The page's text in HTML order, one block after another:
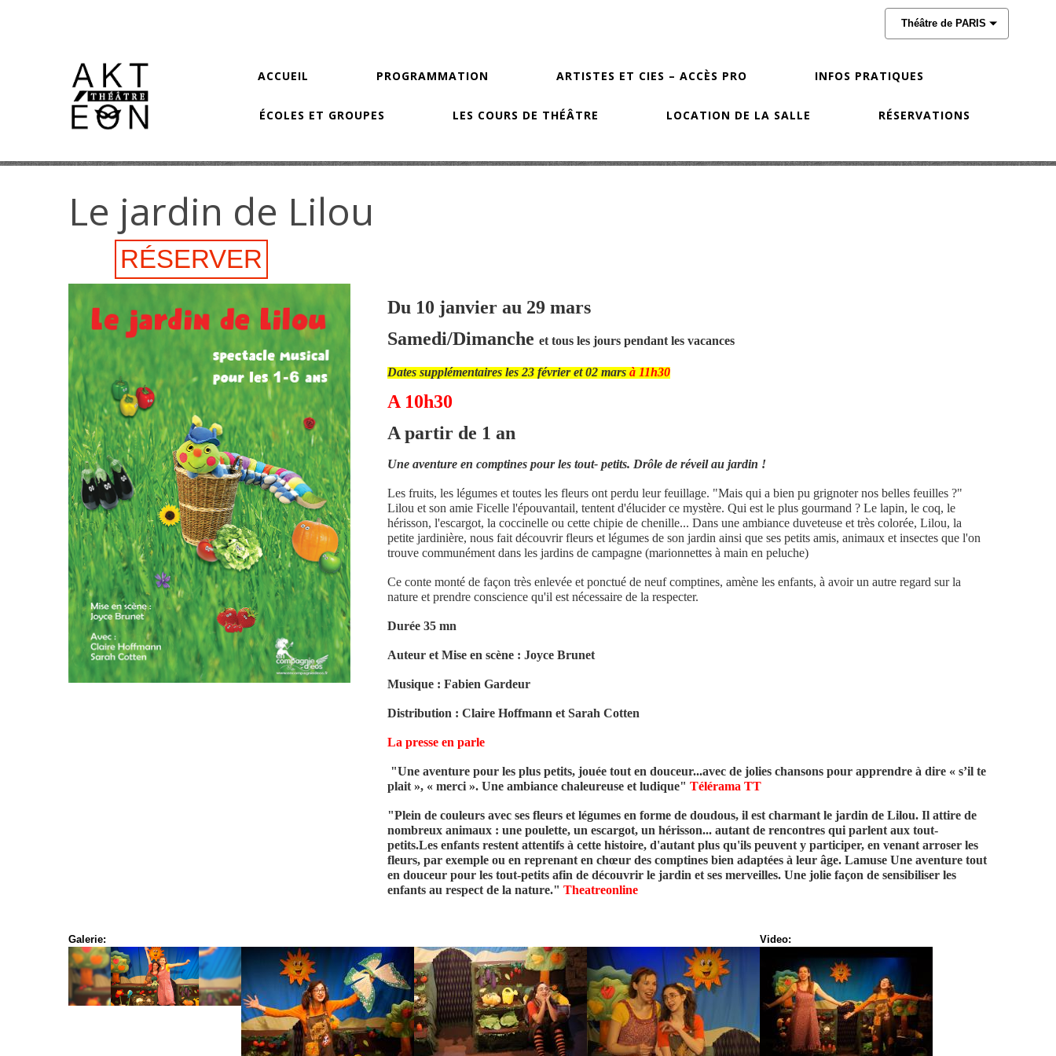
Théâtre de PARIS
ACCUEIL PROGRAMMATION ARTISTES ET CIES – ACCÈS PRO INFOS PRATIQUES
ÉCOLES ET GROUPES LES COURS DE THÉÂTRE LOCATION DE LA SALLE RÉSERVATIONS
Le jardin de Lilou
RÉSERVER
Du 10 janvier au 29 mars
Samedi/Dimanche et tous les jours pendant les vacances
Dates supplémentaires les 23 février et 02 mars à 11h30
A 10h30
A partir de 1 an
Une aventure en comptines pour les tout- petits. Drôle de réveil au jardin !
Les fruits, les légumes et toutes les fleurs ont perdu leur feuillage. "Mais qui a bien pu grignoter nos belles feuilles ?"
Lilou et son amie Ficelle l'épouvantail, tentent d'élucider ce mystère. Qui est le plus gourmand ? Le lapin, le coq, le
hérisson, l'escargot, la coccinelle ou cette chipie de chenille... Dans une ambiance duveteuse et très colorée, Lilou, la
petite jardinière, nous fait découvrir fleurs et légumes de son jardin ainsi que ses petits amis, animaux et insectes que l'on
trouve communément dans les jardins de campagne (marionnettes à main en peluche)
Ce conte monté de façon très enlevée et ponctué de neuf comptines, amène les enfants, à avoir un autre regard sur la
nature et prendre conscience qu'il est nécessaire de la respecter.
Durée 35 mn
Auteur et Mise en scène : Joyce Brunet
Musique : Fabien Gardeur
Distribution : Claire Hoffmann et Sarah Cotten
La presse en parle
"Une aventure pour les plus petits, jouée tout en douceur...avec de jolies chansons pour apprendre à dire « s’il te
plait », « merci ». Une ambiance chaleureuse et ludique" Télérama TT
"Plein de couleurs avec ses fleurs et légumes en forme de doudous, il est charmant le jardin de Lilou. Il attire de
nombreux animaux : une poulette, un escargot, un hérisson... autant de rencontres qui parlent aux tout-
petits.Les enfants restent attentifs à cette histoire, d'autant plus qu'ils peuvent y participer, en venant arroser les
fleurs, par exemple ou en reprenant en chœur des comptines bien adaptées à leur âge. Lamuse Une aventure tout
en douceur pour les tout-petits afin de découvrir le jardin et ses merveilles. Une jolie façon de sensibiliser les
enfants au respect de la nature." Theatreonline
Galerie: Video: